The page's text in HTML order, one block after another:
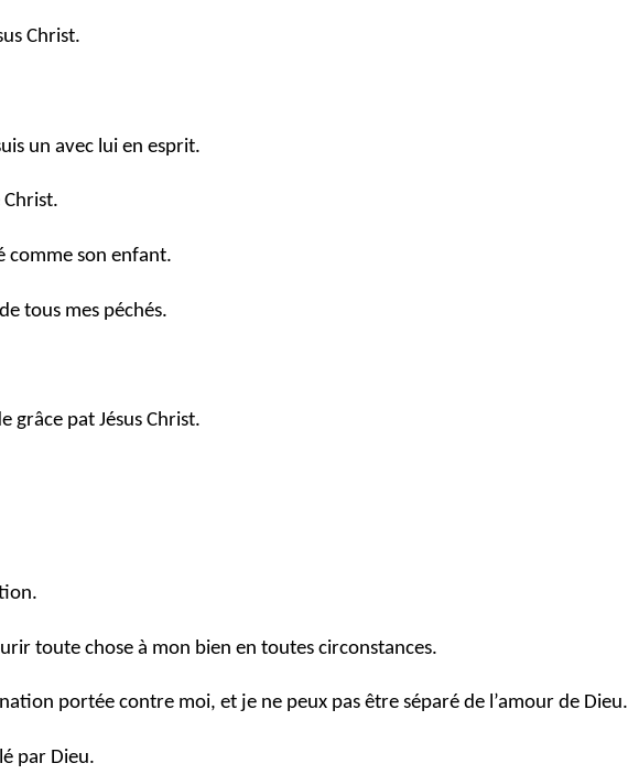
Christ.
un avec lui en esprit.
comme son enfant.
tous mes péchés.
grâce pat Jésus Christ.
toute chose à mon bien en toutes circonstances.
portée contre moi, et je ne peux pas être séparé de l’amour de Dieu.
par Dieu.